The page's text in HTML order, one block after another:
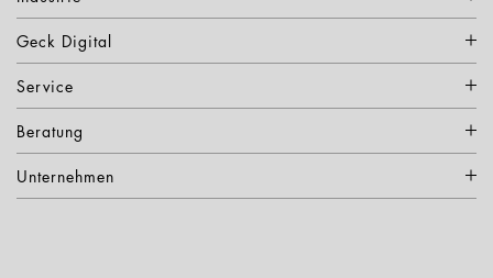
Geck Digital
Service
Beratung
Unternehmen